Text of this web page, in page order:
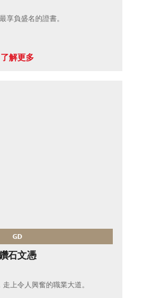
享負盛名的證書。
了解更多
GD
石文憑
上令人興奮的職業大道。